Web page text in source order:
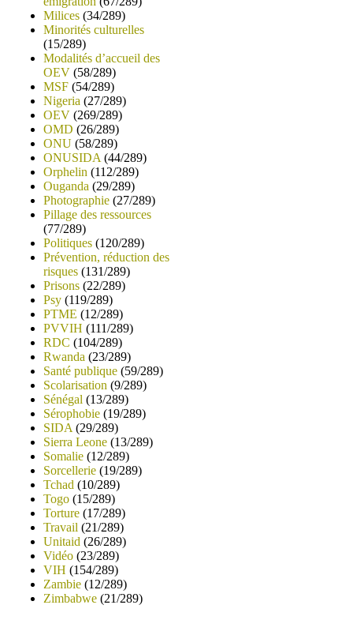
Milices (34/289)
Minorités culturelles
(15/289)
Modalités d’accueil des
OEV (58/289)
MSF (54/289)
Nigeria (27/289)
OEV (269/289)
OMD (26/289)
ONU (58/289)
ONUSIDA (44/289)
Orphelin (112/289)
Ouganda (29/289)
Photographie (27/289)
Pillage des ressources
(77/289)
Politiques (120/289)
Prévention, réduction des
risques (131/289)
Prisons (22/289)
Psy (119/289)
PTME (12/289)
PVVIH (111/289)
RDC (104/289)
Rwanda (23/289)
Santé publique (59/289)
Scolarisation (9/289)
Sénégal (13/289)
Sérophobie (19/289)
SIDA (29/289)
Sierra Leone (13/289)
Somalie (12/289)
Sorcellerie (19/289)
Tchad (10/289)
Togo (15/289)
Torture (17/289)
Travail (21/289)
Unitaid (26/289)
Vidéo (23/289)
VIH (154/289)
Zambie (12/289)
Zimbabwe (21/289)